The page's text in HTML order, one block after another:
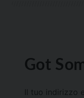
Got
Il tuo indirizzo